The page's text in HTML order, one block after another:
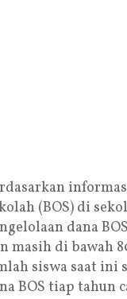
(BOS) di
dana
masih di bawah
siswa saat ini
BOS tiap tahun